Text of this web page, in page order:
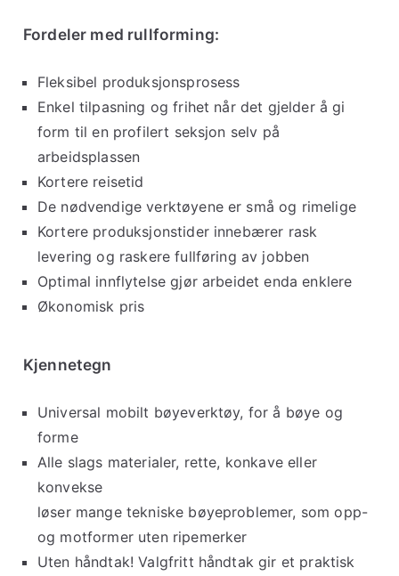
Fordeler med rullforming:
Fleksibel produksjonsprosess
Enkel tilpasning og frihet når det gjelder å gi
form til en profilert seksjon selv på
arbeidsplassen
Kortere reisetid
De nødvendige verktøyene er små og rimelige
Kortere produksjonstider innebærer rask
levering og raskere fullføring av jobben
Optimal innflytelse gjør arbeidet enda enklere
Økonomisk pris
Kjennetegn
Universal mobilt bøyeverktøy, for å bøye og
forme
Alle slags materialer, rette, konkave eller
konvekse
løser mange tekniske bøyeproblemer, som opp-
og motformer uten ripemerker
Uten håndtak! Valgfritt håndtak gir et praktisk